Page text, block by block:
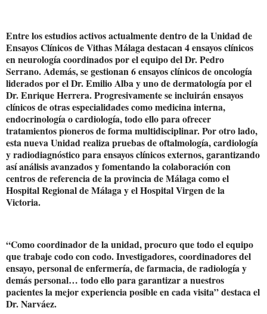
Entre los estudios activos actualmente dentro de la Unidad de
Ensayos Clínicos de Vithas Málaga destacan 4 ensayos clínicos
en neurología coordinados por el equipo del Dr. Pedro
Serrano. Además, se gestionan 6 ensayos clínicos de oncología
liderados por el Dr. Emilio Alba y uno de dermatología por el
Dr. Enrique Herrera. Progresivamente se incluirán ensayos
clínicos de otras especialidades como medicina interna,
endocrinología o cardiología, todo ello para ofrecer
tratamientos pioneros de forma multidisciplinar. Por otro lado,
esta nueva Unidad realiza pruebas de oftalmología, cardiología
y radiodiagnóstico para ensayos clínicos externos, garantizando
así análisis avanzados y fomentando la colaboración con
centros de referencia de la provincia de Málaga como el
Hospital Regional de Málaga y el Hospital Virgen de la
Victoria.
“Como coordinador de la unidad, procuro que todo el equipo
que trabaje codo con codo. Investigadores, coordinadores del
ensayo, personal de enfermería, de farmacia, de radiología y
demás personal… todo ello para garantizar a nuestros
pacientes la mejor experiencia posible en cada visita” destaca el
Dr. Narváez.